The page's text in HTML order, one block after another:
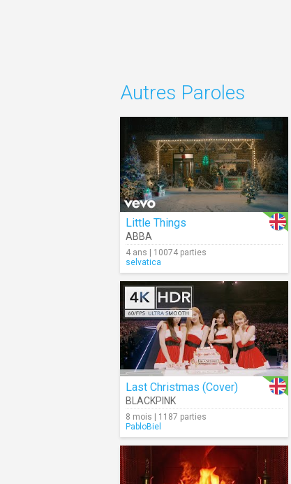
Autres Paroles
Little Things
ABBA
4 ans | 10074 parties
selvatica
Last Christmas (Cover)
BLACKPINK
8 mois | 1187 parties
PabloBiel